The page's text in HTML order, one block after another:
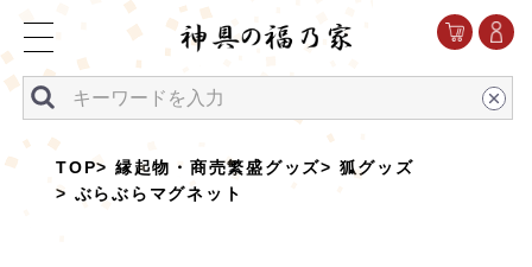
TOP 縁起物・商売繁盛グッズ
狐グッズ
ぶらぶらマグネット